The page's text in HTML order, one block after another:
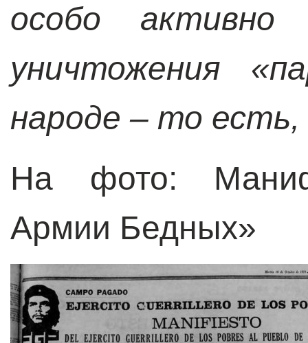
особо активно
уничтожения
народе– то есть,
На фото:
Армии Бедных»